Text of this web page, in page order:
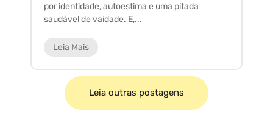
por identidade, autoestima e uma pitada
saudável de vaidade. E,...
Leia Mais
Leia outras postagens